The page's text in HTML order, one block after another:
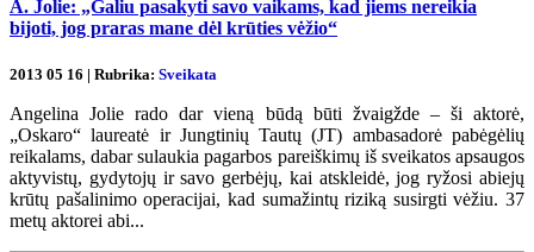
A. Jolie: „Galiu pasakyti savo vaikams, kad jiems nereikia
bijoti, jog praras mane dėl krūties vėžio“
2013 05 16 | Rubrika: Sveikata
Angelina Jolie rado dar vieną būdą būti žvaigžde – ši aktorė,
„Oskaro“ laureatė ir Jungtinių Tautų (JT) ambasadorė pabėgėlių
reikalams, dabar sulaukia pagarbos pareiškimų iš sveikatos apsaugos
aktyvistų, gydytojų ir savo gerbėjų, kai atskleidė, jog ryžosi abiejų
krūtų pašalinimo operacijai, kad sumažintų riziką susirgti vėžiu. 37
metų aktorei abi...